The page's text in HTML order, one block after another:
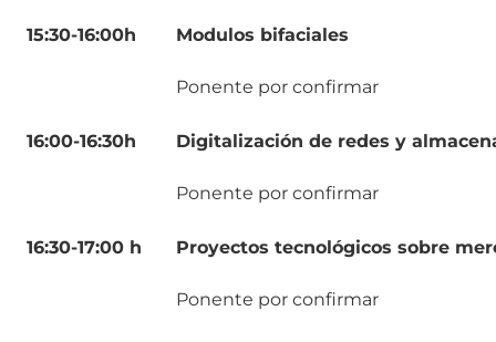
15:30-16:00h Modulos bifaciales
Ponente por confirmar
16:00-16:30h Digitalización de redes y
Ponente por confirmar
16:30-17:00 h Proyectos tecnológicos sobre
Ponente por confirmar